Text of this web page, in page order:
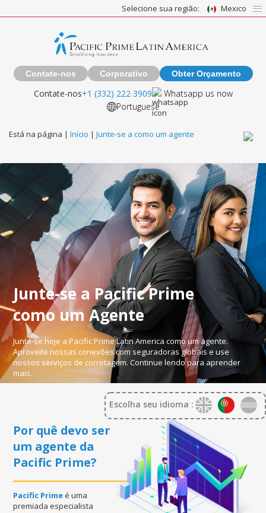
Selecione sua região: Mexico
Contate-nos Corporativo Obter Orçamento
Contate-nos+1 (332) 222 3909
Whatsapp us now
Portuguese
Está na página | Início | Junte-se a como um agente
Junte-se a Pacific Prime
comoum Agente
Junte-se hoje a Pacific Prime Latin America como um agente.
Aproveite nossas conexões com seguradoras globais e use
nossos serviços de corretagem. Continue lendo para aprender
mais.
Escolha seu idioma :
Por quê devo ser
um agente da
Pacific Prime?
Pacific Prime é uma
premiada especialista